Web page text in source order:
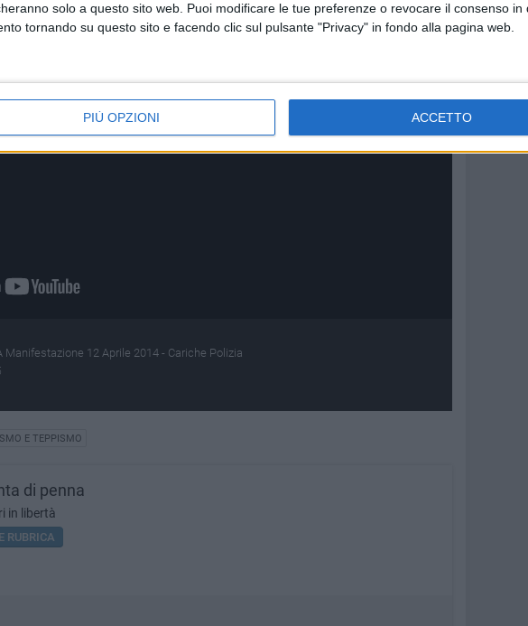
solo a questo sito web. Puoi modificare le tue preferenze o revocare il consenso in
tornando su questo sito e facendo clic sul pulsante "Privacy" in fondo alla pagina web.
PIÙ OPZIONI ACCETTO
Manifestazione 12 Aprile 2014 - Cariche Polizia
E TEPPISMO
di penna
in libertà
RUBRICA